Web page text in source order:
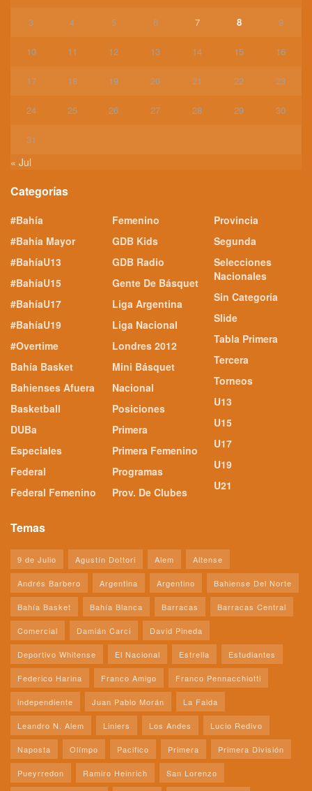
3 4 5 6 7 8 9
10 11 12 13 14 15 16
17 18 19 20 21 22 23
24 25 26 27 28 29 30
31
« Jul
Categorías
#Bahía
#Bahía Mayor
#BahíaU13
#BahíaU15
#BahíaU17
#BahíaU19
#Overtime
Bahía Basket
Bahienses Afuera
Basketball
DUBa
Especiales
Federal
Federal Femenino
Femenino
GDB Kids
GDB Radio
Gente De Básquet
Liga Argentina
Liga Nacional
Londres 2012
Mini Básquet
Nacional
Posiciones
Primera
Primera Femenino
Programas
Prov. De Clubes
Provincia
Segunda
Selecciones
Nacionales
Sin Categoría
Slide
Tabla Primera
Tercera
Torneos
U13
U15
U17
U19
U21
Temas
9 de Julio Agustín Dottori Alem Altense
Andrés Barbero Argentina Argentino Bahiense Del Norte
Bahía Basket Bahía Blanca Barracas Barracas Central
Comercial Damián Carci David Pineda
Deportivo Whitense El Nacional Estrella Estudiantes
Federico Harina Franco Amigo Franco Pennacchiotti
independiente Juan Pablo Morán La Falda
Leandro N. Alem Liniers Los Andes Lucio Redivo
Naposta Olímpo Pacifico Primera Primera División
Pueyrredon Ramiro Heinrich San Lorenzo